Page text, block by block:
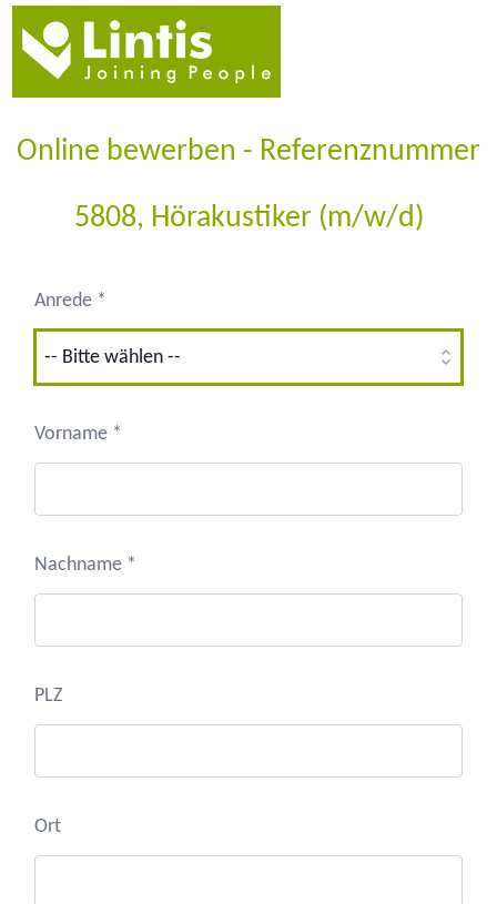
Online bewerben - Referenznummer
5808, Hörakustiker (m/w/d)
Anrede *
Vorname *
Nachname *
PLZ
Ort